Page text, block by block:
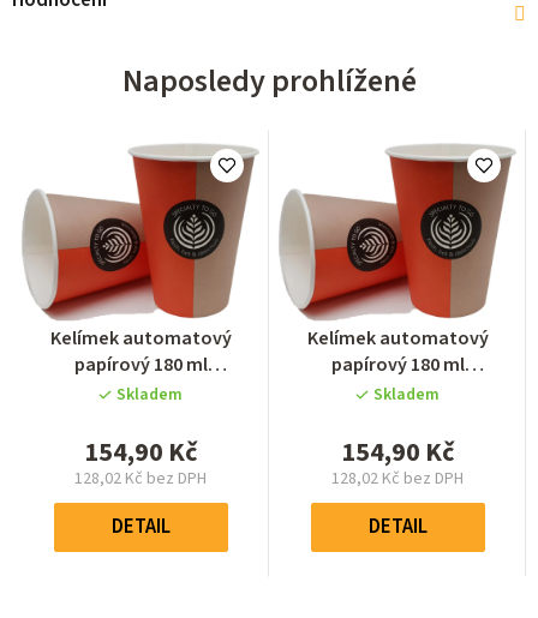
Naposledy prohlížené
Průměrné
hodnocení
produktu
0,0
z
hvězdiček.
Kelímek automatový
papírový 180 ml
Huhtamaki sada 100 ks
Skladem
154,90 Kč
128,02 Kč bez DPH
Měrná
cena:
DETAIL
Průměrné
hodnocení
produktu
0,0
z
hvězdiček.
Kelímek automatový
papírový 180 ml
Huhtamaki sada 100 ks
Skladem
154,90 Kč
128,02 Kč bez DPH
Měrná
cena:
DETAIL